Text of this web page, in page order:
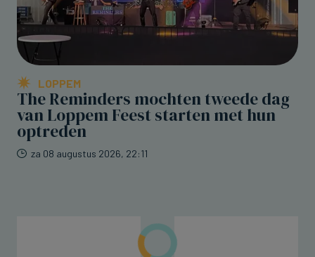
LOPPEM
The Reminders mochten tweede dag
van Loppem Feest starten met hun
optreden
za 08 augustus 2026, 22:11